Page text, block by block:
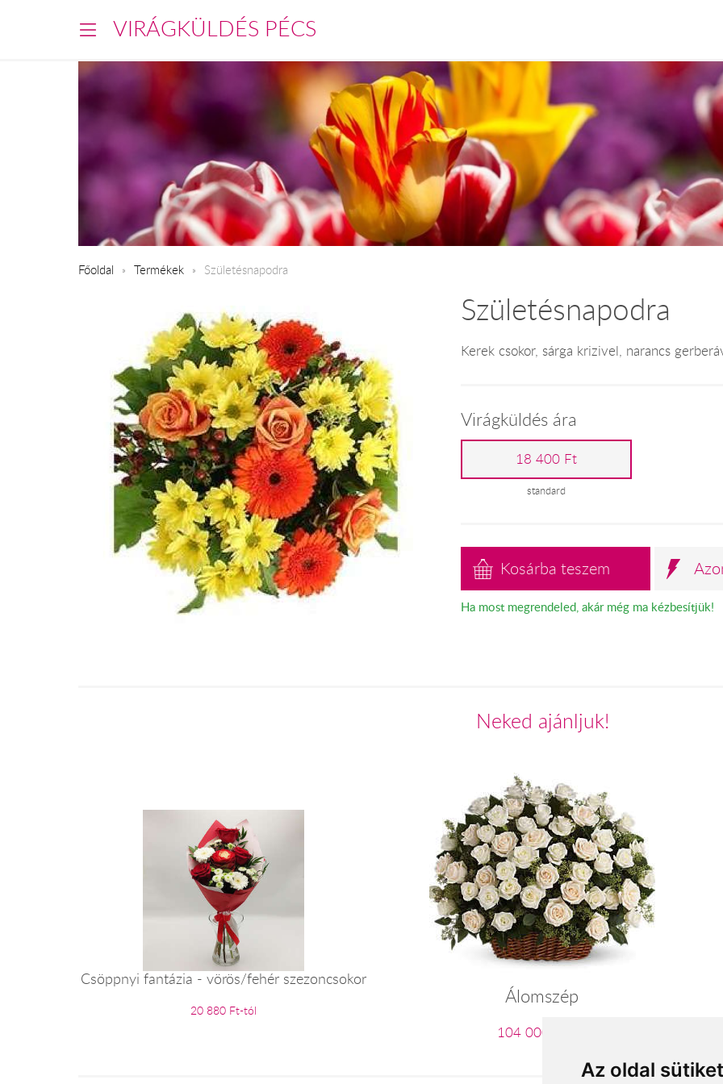
Az oldal
VIRÁGKÜLDÉS PÉCS
Főoldal Termékek Születésnapodra
Születésnapodra
Kerek csokor, sárga krizivel, narancs
Virágküldés ára
18 400 Ft
standard
Kosárba teszem
Ha most megrendeled, akár még ma kézbesítjük!
Neked ajánljuk!
Csöppnyi fantázia - vörös/fehér szezoncsokor
20 880 Ft-tól
Álomszép
104 000 Ft-tól